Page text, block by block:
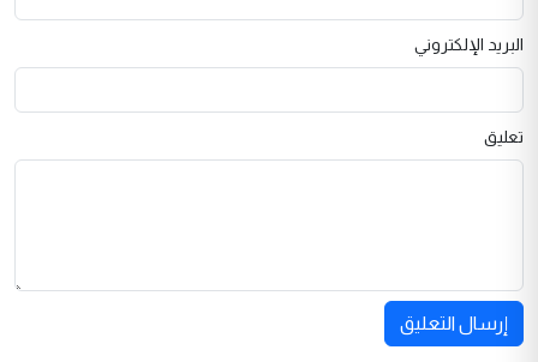
البريد الإلكتروني
تعليق
إرسال التعليق